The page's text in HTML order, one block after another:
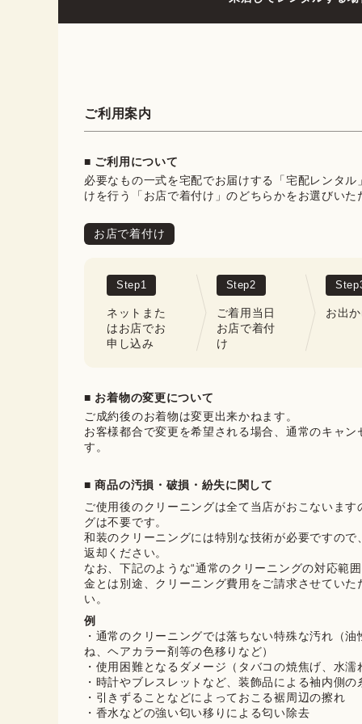
ご利用案内
■ ご利用について
必要なもの一式を宅配でお届けする「宅配レンタ
けを行う「お店で着付け」のどちらかをお選びいた
お店で着付け
Step1
ネットまた
はお店でお
申し込み
Step2
ご着用当日
お店で着付
け
Step
お出
■ お着物の変更について
ご成約後のお着物は変更出来かねます。
お客様都合で変更を希望される場合、通常のキャン
す。
■ 商品の汚損・破損・紛失に関して
ご使用後のクリーニングは全て当店がおこないま
グは不要です。
和装のクリーニングには特別な技術が必要ですの
返却ください。
なお、下記のような“通常のクリーニングの対応範
金とは別途、クリーニング費用をご請求させていた
い。
例
・通常のクリーニングでは落ちない特殊な汚れ（
ね、ヘアカラー剤等の色移りなど）
・使用困難となるダメージ（タバコの焼焦げ、水濡
・時計やブレスレットなど、装飾品による袖内側の
・引きずることなどによっておこる裾周辺の擦れ
・香水などの強い匂い移りによる匂い除去